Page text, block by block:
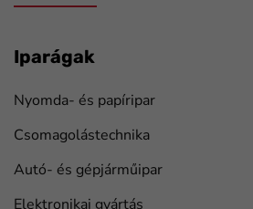
Iparágak
Nyomda- és papíripar
Csomagolástechnika
Autó- és gépjárműipar
Elektronikai gyártás